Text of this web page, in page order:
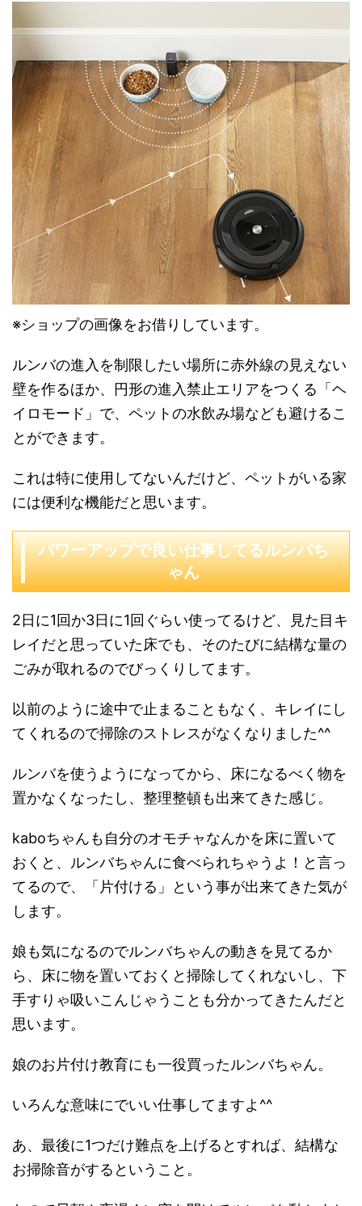
※ショップの画像をお借りしています。
ルンバの進入を制限したい場所に赤外線の見えない
壁を作るほか、円形の進入禁止エリアをつくる「ヘ
イロモード」で、ペットの水飲み場なども避けるこ
とができます。
これは特に使用してないんだけど、ペットがいる家
には便利な機能だと思います。
パワーアップで良い仕事してるルンバち
ゃん
2日に1回か3日に1回ぐらい使ってるけど、見た目キ
レイだと思っていた床でも、そのたびに結構な量の
ごみが取れるのでびっくりしてます。
以前のように途中で止まることもなく、キレイにし
てくれるので掃除のストレスがなくなりました^^
ルンバを使うようになってから、床になるべく物を
置かなくなったし、整理整頓も出来てきた感じ。
kaboちゃんも自分のオモチャなんかを床に置いて
おくと、ルンバちゃんに食べられちゃうよ！と言っ
てるので、「片付ける」という事が出来てきた気が
します。
娘も気になるのでルンバちゃんの動きを見てるか
ら、床に物を置いておくと掃除してくれないし、下
手すりゃ吸いこんじゃうことも分かってきたんだと
思います。
娘のお片付け教育にも一役買ったルンバちゃん。
いろんな意味にでいい仕事してますよ^^
あ、最後に1つだけ難点を上げるとすれば、結構な
お掃除音がするということ。